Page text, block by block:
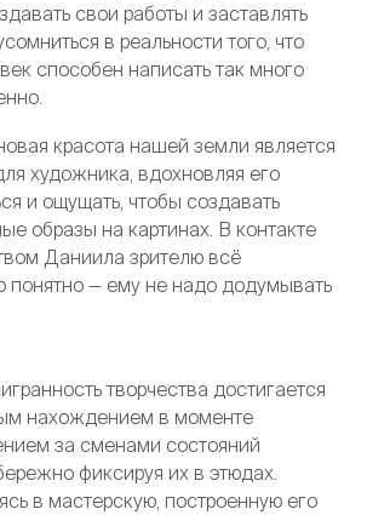
свои работы и заставлять
в реальности того, что
способен написать так много
красота нашей земли является
художника, вдохновляя его
и ощущать, чтобы создавать
образы на картинах. В контакте
Даниила зрителю всё
понятно — ему не надо додумывать
творчества достигается
нахождением в моменте
за сменами состояний
фиксируя их в этюдах.
в мастерскую, построенную его